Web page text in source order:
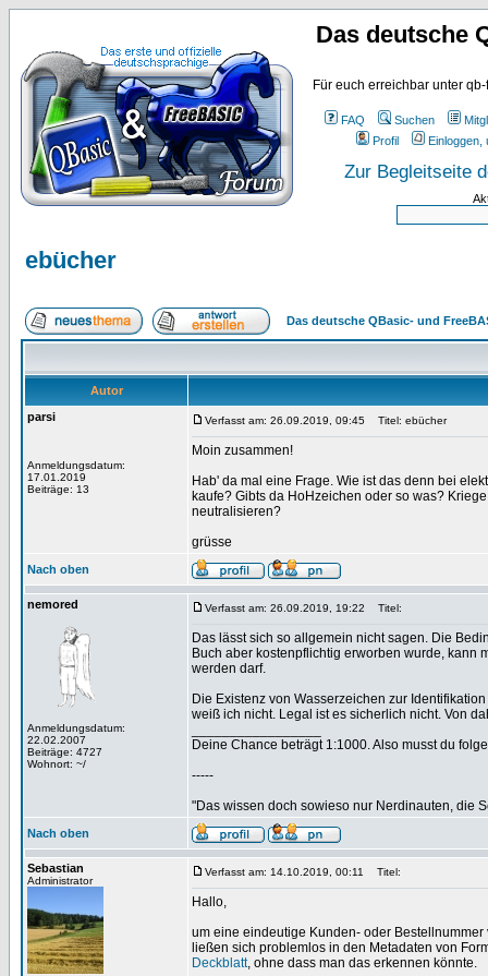
Das deutsche
Für euch erreichbar unter
FAQ Suchen
Profil
Einloggen,
Zur Begleitseite
ebücher
Das deutsche QBasic- und
Autor
parsi
Anmeldungsdatum:
17.01.2019
Beiträge: 13
Verfasst am: 26.09.2019, 09:45 Titel: ebücher
Moin zusammen!
Hab' da mal eine Frage. Wie ist das denn bei
kaufe? Gibts da HoHzeichen oder so was?
neutralisieren?
grüsse
Nach oben
nemored
Anmeldungsdatum:
22.02.2007
Beiträge: 4727
Wohnort: ~/
Verfasst am: 26.09.2019, 19:22 Titel:
Das lässt sich so allgemein nicht sagen. Die
Buch aber kostenpflichtig erworben wurde, kann
werden darf.
Die Existenz von Wasserzeichen zur
weiß ich nicht. Legal ist es sicherlich nicht. Von
Deine Chance beträgt 1:1000. Also musst du
-----
"Das wissen doch sowieso nur Nerdinauten, die
Nach oben
Sebastian
Administrator
Verfasst am: 14.10.2019, 00:11 Titel:
Hallo,
um eine eindeutige Kunden- oder
ließen sich problemlos in den Metadaten von
Deckblatt, ohne dass man das erkennen könnte.